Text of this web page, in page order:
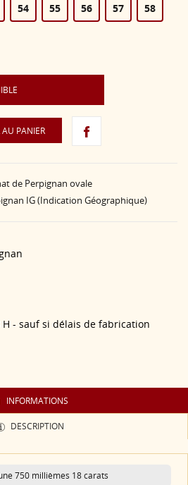
54 55 56 57 58
AU PANIER
de Perpignan ovale
IG (Indication Géographique)
H - sauf si délais de fabrication
INFORMATIONS
DESCRIPTION
750 millièmes 18 carats